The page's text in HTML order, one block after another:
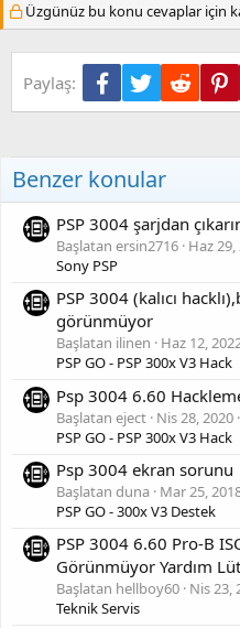
Üzgünüz bu konu cevaplar için
Paylaş: Facebook
TwitterReddit
Benzer konular
PSP 3004 şarjdan
Başlatan ersin2716 Haz 29,
Sony PSP
PSP 3004 (kalıcı
görünmüyor
Başlatan ilinen Haz 12,
PSP GO - PSP 300x V3 Hack
Psp 3004 6.60
Başlatan eject Nis 28, 2020
PSP GO - PSP 300x V3 Hack
Psp 3004 ekran sorunu
Başlatan duna Mar 25,
PSP GO - 300x V3 Destek
PSP 3004 6.60 Pro-B
Görünmüyor Yardım
Başlatan hellboy60 Nis 23,
Teknik Servis